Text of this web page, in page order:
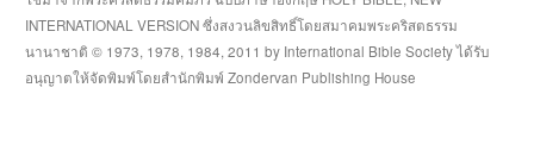
INTERNATIONAL VERSION ซึ่งสงวนลิขสิทธิ์โดยสมาคมพระคริสตธรรม
นานาชาติ © 1973, 1978, 1984, 2011 by International Bible Society ได้รับ
อนุญาตให้จัดพิมพ์โดยสำนักพิมพ์ Zondervan Publishing House